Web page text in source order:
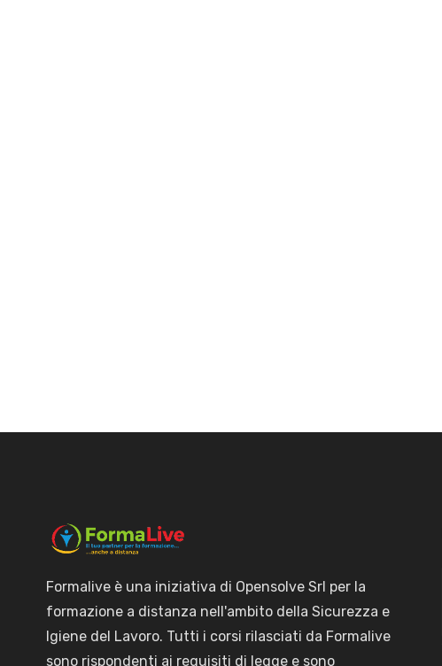
Formalive è una iniziativa di Opensolve Srl per la
formazione a distanza nell'ambito della Sicurezza e
Igiene del Lavoro. Tutti i corsi rilasciati da Formalive
sono rispondenti ai requisiti di legge e sono